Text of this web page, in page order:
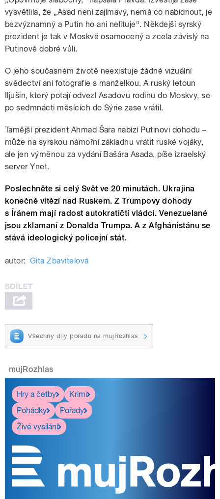
vysvětlila, že „Asad není zajímavý, nemá co nabídnout, je
bezvýznamný a Putin ho ani nelituje“. Někdejší syrský
prezident je tak v Moskvě osamocený a zcela závislý na
Putinově dobré vůli.
O jeho současném životě neexistuje žádné vizuální
svědectví ani fotografie s manželkou. A ruský letoun
Iljušin, který potají odvezl Asadovu rodinu do Moskvy, se
po sedmnácti měsících do Sýrie zase vrátil.
Tamější prezident Ahmad Šara nabízí Putinovi dohodu –
může na syrskou námořní základnu vrátit ruské vojáky,
ale jen výměnou za vydání Bašára Asada, píše izraelský
server Ynet.
Poslechněte si celý Svět ve 20 minutách. Ukrajina
konečně vítězí nad Ruskem. Z Trumpovy dohody
s Íránem mají radost autokratičtí vládci. Venezuelané
jsou zklamaní z Donalda Trumpa. A z Afghánistánu se
stává ideologický policejní stát.
autor: Gita Zbavitelová
Všechny díly pořadu na mujRozhlas
mujRozhlas
Hry a četby
Krimi
Pohádky
Pořady
Živé vysílání